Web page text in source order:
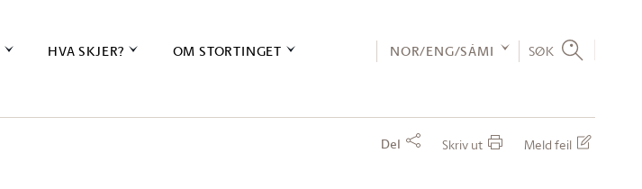
HVA SKJER? OM STORTINGET NOR/ENG/SÁMI SØK
Del Skriv ut Meld feil